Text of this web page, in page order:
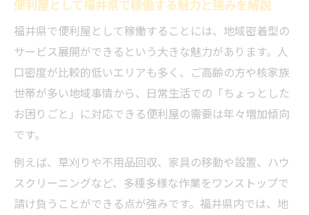
便利屋の仕事内容と福井県で人気のサービ
ス傾向
稼働前に知りたい便利屋の基本準備
便利屋稼働前の福井県における必須準備チ
ェック
便利屋業として福井で信頼を得る準備の進
め方
便利屋として福井県で稼働する魅力と強みを解説
福井県で便利屋として稼働することには、地域密着型の
サービス展開ができるという大きな魅力があります。人
口密度が比較的低いエリアも多く、ご高齢の方や核家族
世帯が多い地域事情から、日常生活での「ちょっとした
お困りごと」に対応できる便利屋の需要は年々増加傾向
です。
例えば、草刈りや不用品回収、家具の移動や設置、ハウ
スクリーニングなど、多種多様な作業をワンストップで
請け負うことができる点が強みです。福井県内では、地